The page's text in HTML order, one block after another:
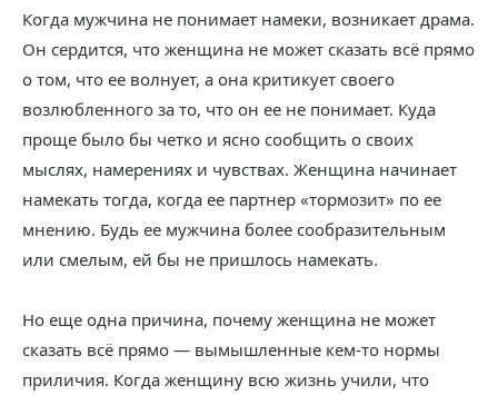
Когда мужчина не понимает намеки, возникает драма.
Он сердится, что женщина не может сказать всё прямо
о том, что ее волнует, а она критикует своего
возлюбленного за то, что он ее не понимает. Куда
проще было бы четко и ясно сообщить о своих
мыслях, намерениях и чувствах. Женщина начинает
намекать тогда, когда ее партнер «тормозит» по ее
мнению. Будь ее мужчина более сообразительным
или смелым, ей бы не пришлось намекать.
Но еще одна причина, почему женщина не может
сказать всё прямо — вымышленные кем-то нормы
приличия. Когда женщину всю жизнь учили, что